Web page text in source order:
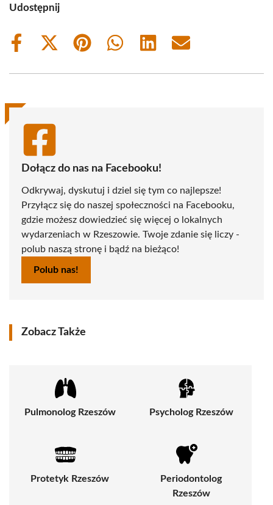
Udostępnij
Share
Share
(Twitter)
Share
Share
Share
Share
Dołącz do nas na Facebooku!
Odkrywaj, dyskutuj i dziel się tym co najlepsze!
Przyłącz się do naszej społeczności na Facebooku,
gdzie możesz dowiedzieć się więcej o lokalnych
wydarzeniach w Rzeszowie. Twoje zdanie się liczy -
polub naszą stronę i bądź na bieżąco!
Polub nas!
Zobacz Także
Pulmonolog Rzeszów Psycholog Rzeszów
Protetyk Rzeszów
Periodontolog
Rzeszów